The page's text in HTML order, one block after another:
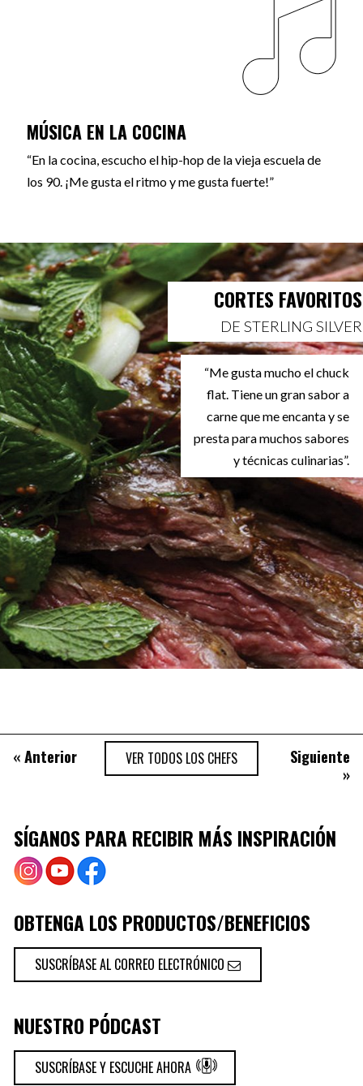
MÚSICA EN LA COCINA
“En la cocina, escucho el hip-hop de la vieja escuela de
los 90. ¡Me gusta el ritmo y me gusta fuerte!”
CORTES FAVORITOS
DE STERLING SILVER
“Me gusta mucho el chuck
flat. Tiene un gran sabor a
carne que me encanta y se
presta para muchos sabores
y técnicas culinarias”.
«Anterior VER TODOS LOS CHEFS
Siguiente
»
SÍGANOS PARA RECIBIR MÁS INSPIRACIÓN
OBTENGA LOS PRODUCTOS/BENEFICIOS
SUSCRÍBASE AL CORREO ELECTRÓNICO
NUESTRO PÓDCAST
SUSCRÍBASE Y ESCUCHE AHORA